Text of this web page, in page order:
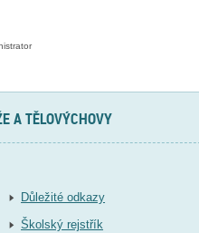
A TĚLOVÝCHOVY
Důležité odkazy
Školský rejstřík